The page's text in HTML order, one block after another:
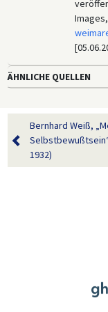
ÄHNLICHE QUELLEN
Bernhard Weiß,
1932)